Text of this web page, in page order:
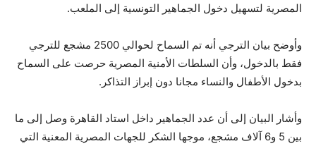
المصرية لتسهيل دخول الجماهير التونسية إلى الملعب.
وأوضح بيان الترجي أنه تم السماح لحوالي 2500 مشجع للترجي
فقط بالدخول، وأن السلطات الأمنية المصرية حرصت على السماح
بدخول الأطفال والنساء مجانا دون إبراز التذاكر.
وأشار البيان إلى أن عدد الجماهير داخل استاد القاهرة وصل إلى ما
بين 5 و6 آلاف مشجع، موجها الشكر للجهات المصرية المعنية التي